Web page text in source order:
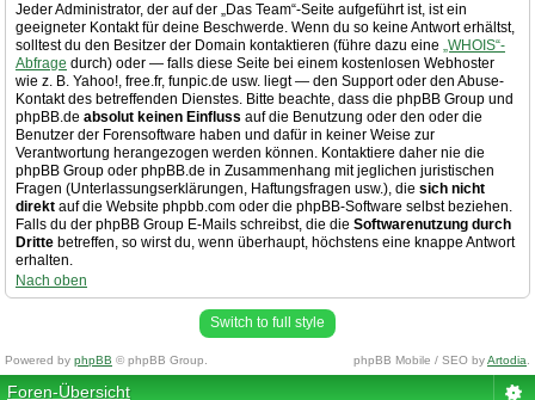
Jeder Administrator, der auf der „Das Team“-Seite aufgeführt ist, ist ein
geeigneter Kontakt für deine Beschwerde. Wenn du so keine Antwort erhältst,
solltest du den Besitzer der Domain kontaktieren (führe dazu eine „WHOIS“-
Abfrage durch) oder — falls diese Seite bei einem kostenlosen Webhoster
wie z. B. Yahoo!, free.fr, funpic.de usw. liegt — den Support oder den Abuse-
Kontakt des betreffenden Dienstes. Bitte beachte, dass die phpBB Group und
phpBB.de absolut keinen Einfluss auf die Benutzung oder den oder die
Benutzer der Forensoftware haben und dafür in keiner Weise zur
Verantwortung herangezogen werden können. Kontaktiere daher nie die
phpBB Group oder phpBB.de in Zusammenhang mit jeglichen juristischen
Fragen (Unterlassungserklärungen, Haftungsfragen usw.), die sich nicht
direkt auf die Website phpbb.com oder die phpBB-Software selbst beziehen.
Falls du der phpBB Group E-Mails schreibst, die die Softwarenutzung durch
Dritte betreffen, so wirst du, wenn überhaupt, höchstens eine knappe Antwort
erhalten.
Nach oben
Switch to full style
Powered by phpBB © phpBB Group. phpBB Mobile / SEO byArtodia
Foren-Übersicht